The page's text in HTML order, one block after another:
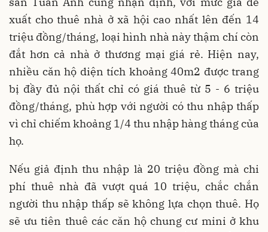
xuất cho thuê nhà ở xã hội cao nhất lên đến 14
triệu đồng/tháng, loại hình nhà này thậm chí còn
đắt hơn cả nhà ở thương mại giá rẻ. Hiện nay,
nhiều căn hộ diện tích khoảng 40m2 được trang
bị đầy đủ nội thất chỉ có giá thuê từ 5 - 6 triệu
đồng/tháng, phù hợp với người có thu nhập thấp
vì chỉ chiếm khoảng 1/4 thu nhập hàng tháng của
họ.
Nếu giả định thu nhập là 20 triệu đồng mà chi
phí thuê nhà đã vượt quá 10 triệu, chắc chắn
người thu nhập thấp sẽ không lựa chọn thuê. Họ
sẽ ưu tiên thuê các căn hộ chung cư mini ở khu